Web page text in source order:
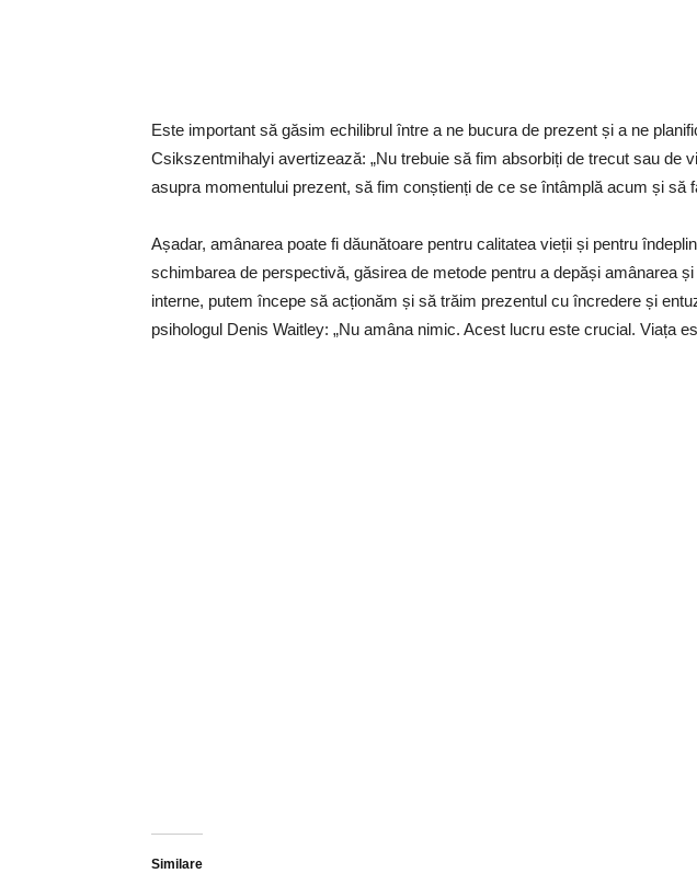
Este important să găsim echilibrul între a ne bucura de prezent și a ne
Csikszentmihalyi avertizează: „Nu trebuie să fim absorbiți de trecut sau de
asupra momentului prezent, să fim conștienți de ce se întâmplă acum și să
Așadar, amânarea poate fi dăunătoare pentru calitatea vieții și pentru
schimbarea de perspectivă, găsirea de metode pentru a depăși amânarea
interne, putem începe să acționăm și să trăim prezentul cu încredere și
psihologul Denis Waitley: „Nu amâna nimic. Acest lucru este crucial. Viața
Similare